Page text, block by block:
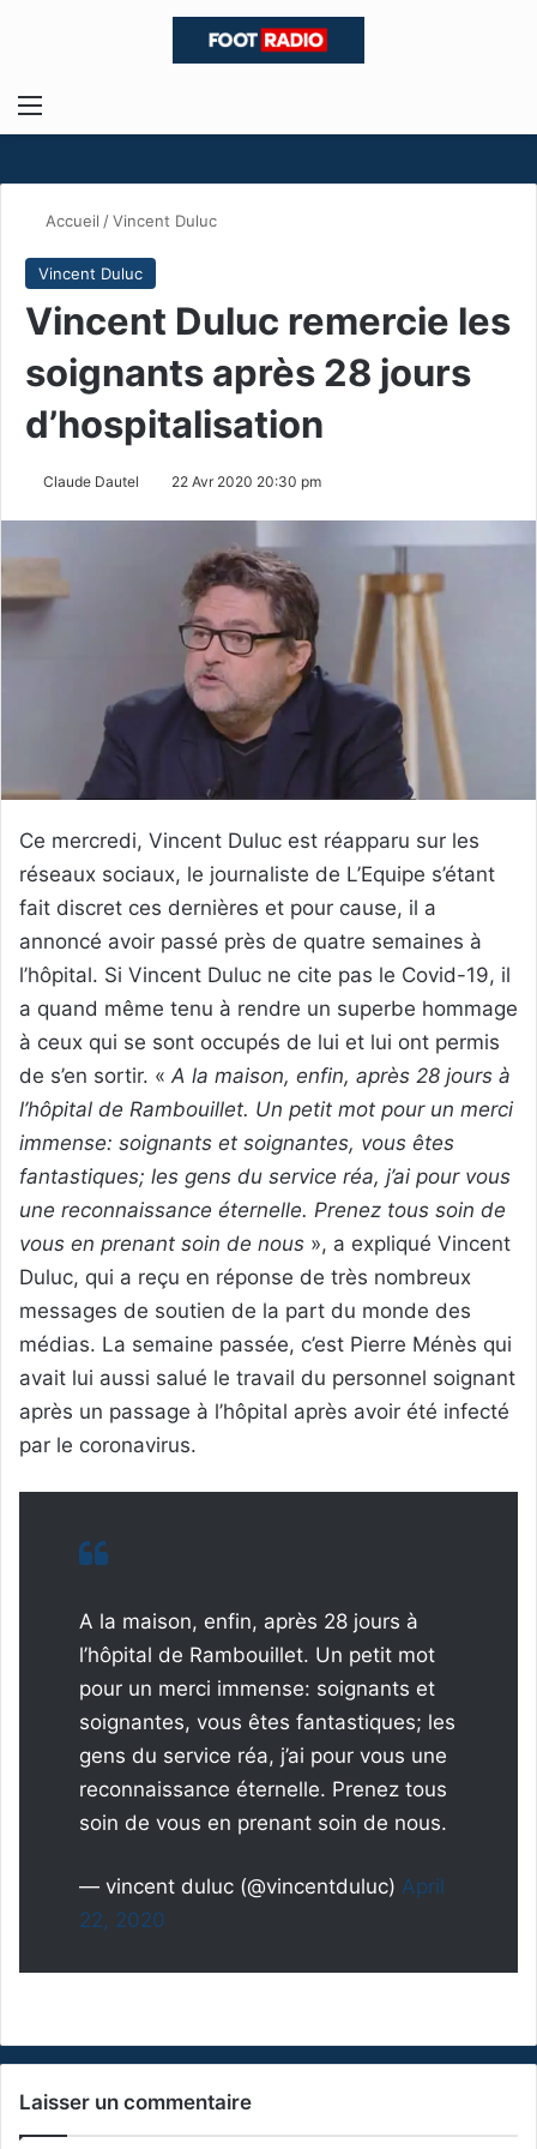
Menu
Accueil /Vincent Duluc
Vincent Duluc
Vincent Duluc remercie les
soignants après 28 jours
d’hospitalisation
Claude Dautel 22 Avr 2020 20:30 pm
Ce mercredi, Vincent Duluc est réapparu sur les
réseaux sociaux, le journaliste de L’Equipe s’étant
fait discret ces dernières et pour cause, il a
annoncé avoir passé près de quatre semaines à
l’hôpital. Si Vincent Duluc ne cite pas le Covid-19, il
a quand même tenu à rendre un superbe hommage
à ceux qui se sont occupés de lui et lui ont permis
de s’en sortir. «A la maison, enfin, après 28 jours à
l’hôpital de Rambouillet. Un petit mot pour un merci
immense: soignants et soignantes, vous êtes
fantastiques; les gens du service réa, j’ai pour vous
une reconnaissance éternelle. Prenez tous soin de
vous en prenant soin de nous », a expliqué Vincent
Duluc, qui a reçu en réponse de très nombreux
messages de soutien de la part du monde des
médias. La semaine passée, c’est Pierre Ménès qui
avait lui aussi salué le travail du personnel soignant
après un passage à l’hôpital après avoir été infecté
par le coronavirus.
A la maison, enfin, après 28 jours à
l’hôpital de Rambouillet. Un petit mot
pour un merci immense: soignants et
soignantes, vous êtes fantastiques; les
gens du service réa, j’ai pour vous une
reconnaissance éternelle. Prenez tous
soin de vous en prenant soin de nous.
— vincent duluc (@vincentduluc) April
22, 2020
Laisser un commentaire